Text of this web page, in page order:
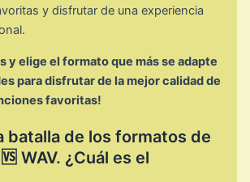
y disfrutar de una experiencia
y elige el formato que más se adapte
para disfrutar de la mejor calidad de
favoritas!
batalla de los formatos de
WAV. ¿Cuál es el